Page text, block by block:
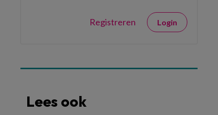
Registreren Login
Lees ook